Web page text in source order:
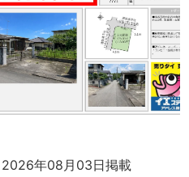
2026年08月03日掲載